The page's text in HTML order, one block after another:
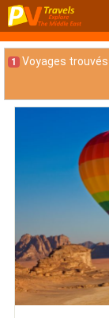
1 Voyages trouvés